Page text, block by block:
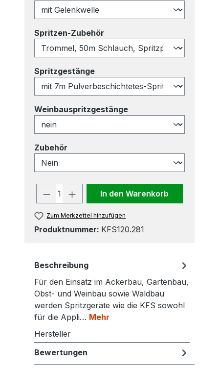
Spritzen-Zubehör
Spritzgestängeauswählen
Weinbauspritzgestängeauswählen
Zubehör
Produkt Anzahl: Gib den
In den Warenkorb
Zum Merkzettel hinzufügen
Produktnummer: KFS120.281
Beschreibung
Für den Einsatz im Ackerbau, Gartenbau,
Obst- und Weinbau sowie Waldbau
werden Spritzgeräte wie die KFS sowohl
für die Appli… Mehr
Hersteller
Bewertungen